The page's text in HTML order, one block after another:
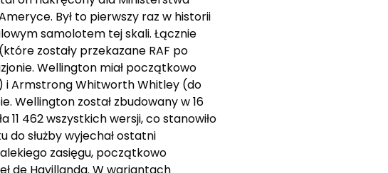
Był to pierwszy raz w historii
samolotem tej skali. Łącznie
zostały przekazane RAF po
Wellington miał początkowo
i Armstrong Whitworth Whitley (do
Wellington został zbudowany w 16
462 wszystkich wersji, co stanowiło
do służby wyjechał ostatni
zasięgu, początkowo
de Havillanda. W wariantach